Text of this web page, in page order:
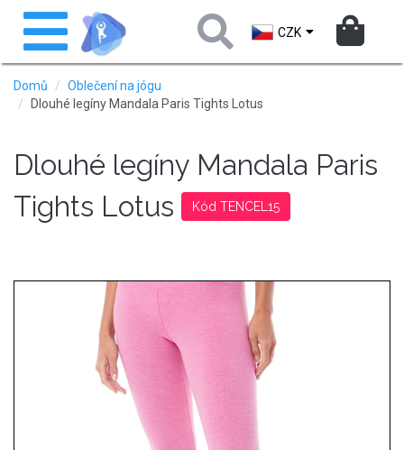
Přejít
hlavnímu
obsahu
Toggle
navigation
CZK
Domů
Oblečení na jógu
Dlouhé legíny Mandala Paris Tights Lotus
Dlouhé legíny Mandala Paris
Tights Lotus
Kód TENCEL15